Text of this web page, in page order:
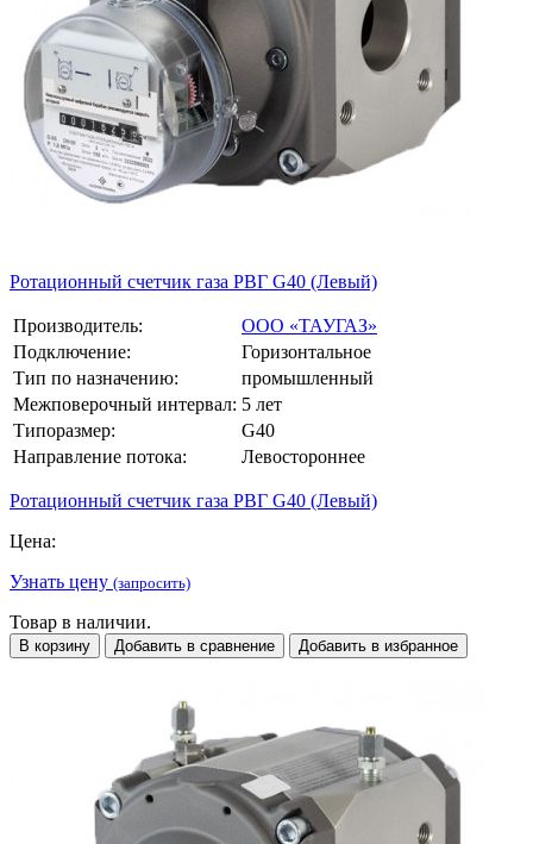
Ротационный счетчик газа РВГ G40 (Левый)
Производитель:
ООО «ТАУГАЗ»
Подключение:
Горизонтальное
Тип по назначению:
промышленный
Межповерочный интервал: 5 лет
Типоразмер:
G40
Направление потока:
Левостороннее
Ротационный счетчик газа РВГ G40 (Левый)
Цена:
Узнать цену (запросить)
Товар в наличии.
В корзину Добавить в сравнение Добавить в избранное